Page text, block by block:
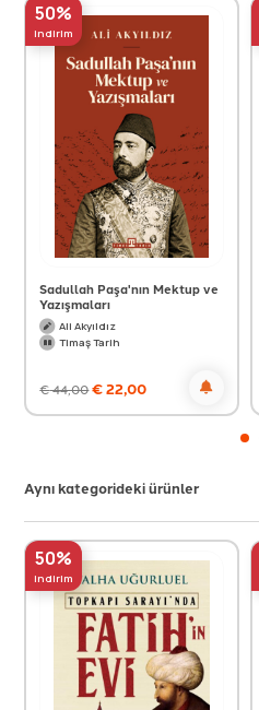
50%
indirim
Sadullah Paşa'nın Mektup ve
Yazışmaları
Ali Akyıldız
Timaş Tarih
€44,00€22,00
Aynı kategorideki ürünler
50%
indirim